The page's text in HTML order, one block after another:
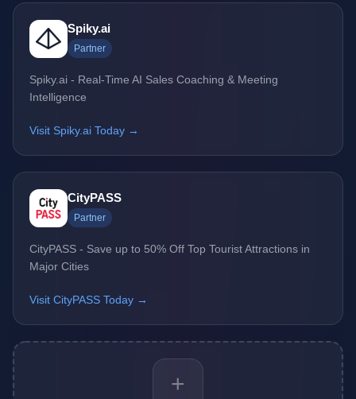
Spiky.ai
Partner
Spiky.ai - Real-Time AI Sales Coaching & Meeting
Intelligence
Visit Spiky.ai Today →
CityPASS
Partner
CityPASS - Save up to 50% Off Top Tourist Attractions in
Major Cities
Visit CityPASS Today →
+